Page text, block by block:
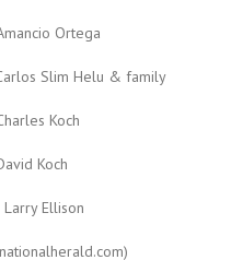
Ortega
Slim Helu & family
Koch
Koch
Ellison